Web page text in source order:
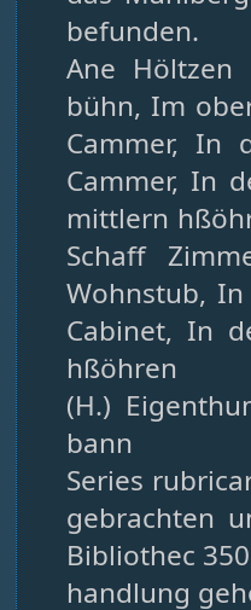
befunden.
Ane Höltzen
bühn, Im
Cammer, In
Cammer, In
mittlern
Schaff
Wohnstub,
Cabinet, In
hßöhren
(H.)
bann
Series
gebrachten
Bibliothec
handlung